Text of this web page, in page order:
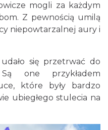
mogli za każdym
Z pewnością umilą
niepowtarzalnej aury i
się przetrwać do
one przykładem
które były bardzo
ubiegłego stulecia na